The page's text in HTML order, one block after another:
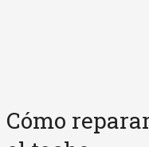
Cómo